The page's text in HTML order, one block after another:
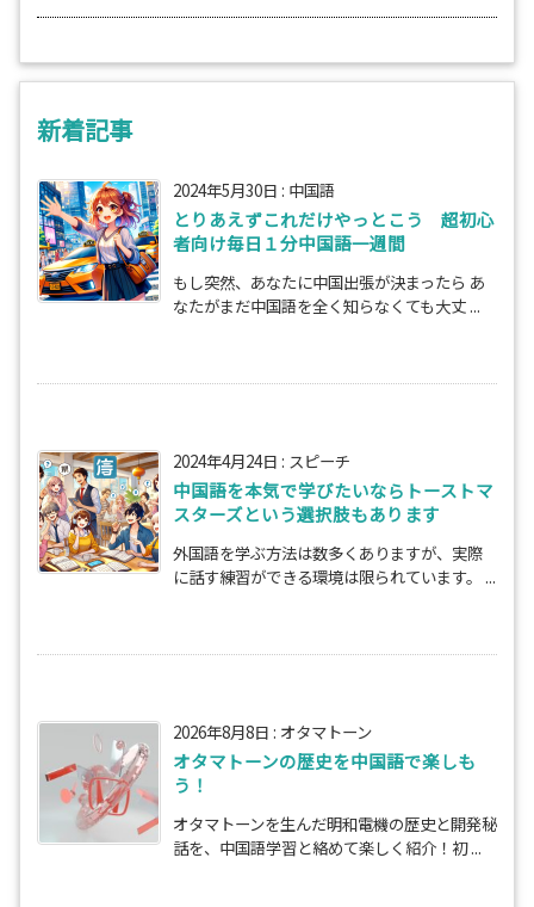
新着記事
2024年5月30日 : 中国語
とりあえずこれだけやっとこう 超初心
者向け毎日１分中国語一週間
もし突然、あなたに中国出張が決まったら あ
なたがまだ中国語を全く知らなくても大丈 ...
2024年4月24日 : スピーチ
中国語を本気で学びたいならトーストマ
スターズという選択肢もあります
外国語を学ぶ方法は数多くありますが、実際
に話す練習ができる環境は限られています。 ...
2026年8月8日 : オタマトーン
オタマトーンの歴史を中国語で楽しも
う！
オタマトーンを生んだ明和電機の歴史と開発秘
話を、中国語学習と絡めて楽しく紹介！初 ...